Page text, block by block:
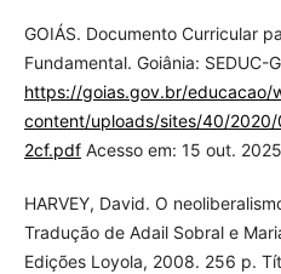
GOIÁS. Documento Curricular
Fundamental. Goiânia: SEDUC-
https://goias.gov.br/educacao/
content/uploads/sites/40/
2cf.pdfAcesso em: 15 out.
HARVEY, David. O
Tradução de Adail Sobral e
Edições Loyola, 2008. 256 p.